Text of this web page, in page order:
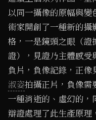
以同一攝像的原幅與變
術家開創了一種新的
格，一是鏡頭之眼（
證），見證乃主體感
負片，負像記錄，正像
淑姿拍攝正片，負像需
一種消逝的、虛幻的
辯證處理了此生產原